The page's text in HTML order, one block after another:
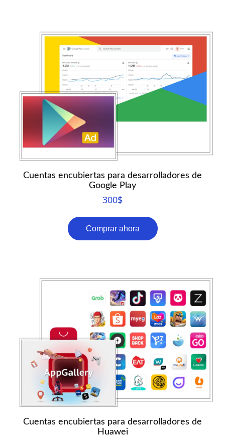
Cuentas encubiertas para desarrolladores de
Google Play
300$
Comprar ahora
Cuentas encubiertas para desarrolladores de
Huawei